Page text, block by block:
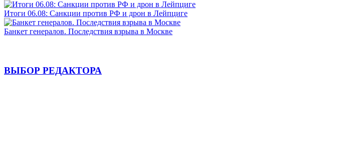
Итоги 06.08: Санкции против РФ и дрон в Лейпциге
Банкет генералов. Последствия взрыва в Москве
ВЫБОР РЕДАКТОРА